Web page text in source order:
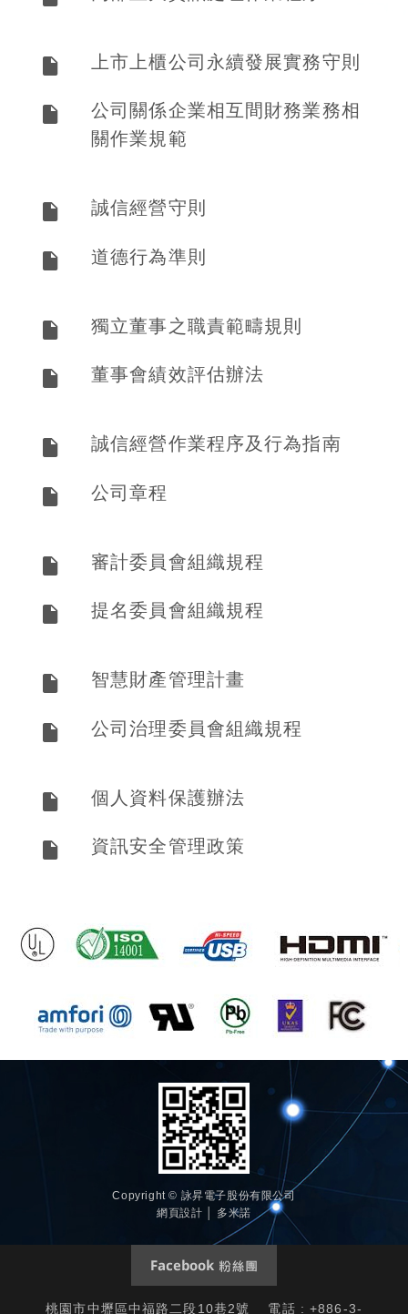
上市上櫃公司永續發展實務守則
公司關係企業相互間財務業務相
關作業規範
誠信經營守則
道德行為準則
獨立董事之職責範疇規則
董事會績效評估辦法
誠信經營作業程序及行為指南
公司章程
審計委員會組織規程
提名委員會組織規程
智慧財產管理計畫
公司治理委員會組織規程
個人資料保護辦法
資訊安全管理政策
Copyright © 詠昇電子股份有限公司
網頁設計 │ 多米諾
桃園市中壢區中福路二段10巷2號 電話 : +886-3-